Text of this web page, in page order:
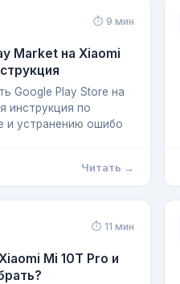
⏱ 9 мин
Market на Xiaomi
Google Play Store на
инструкция по
и устранению ошибо
Читать →
⏱ 11 мин
Mi 10T Pro и